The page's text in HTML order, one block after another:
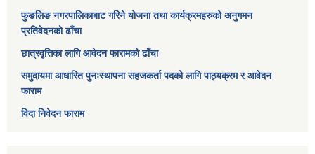
फुङलिङ नगरपालिकाबाट गरिने योजना तथा कार्यक्रमहरुको अनुगमन
प्रतिवेदनको ढाँचा
छात्रवृत्तिका लागि आवेदन फारामको ढाँचा
समुदायमा आधारित पुनःस्थापना सहजकर्ता पदको लागि पाठ्यक्रम र आवेदन
फाराम
विदा निवेदन फाराम